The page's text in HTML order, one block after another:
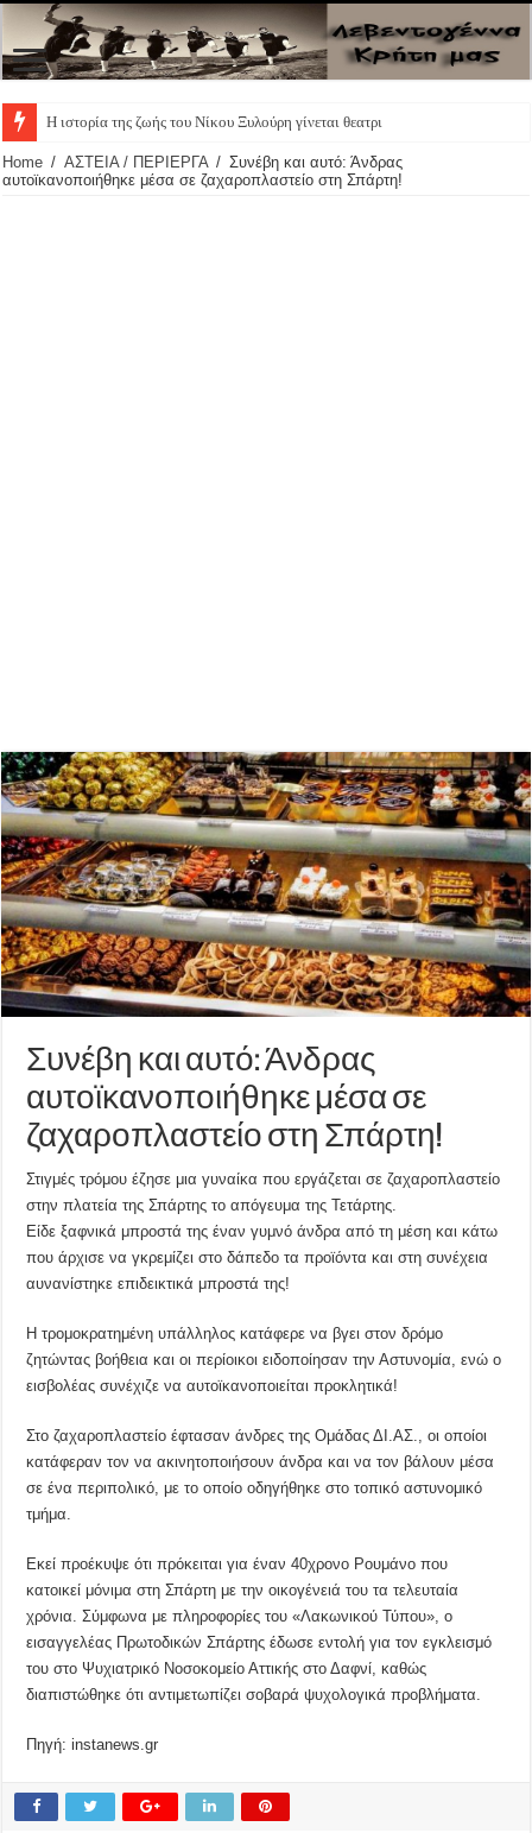
Η ιστορία της ζωής του Νίκου Ξυλούρη γίνεται θεατρική παρά
Home / ΑΣΤΕΙΑ / ΠΕΡΙΕΡΓΑ / Συνέβη και αυτό: Άνδρας
αυτοϊκανοποιήθηκε μέσα σε ζαχαροπλαστείο στη Σπάρτη!
Συνέβη και αυτό: Άνδρας
αυτοϊκανοποιήθηκε μέσα σε
ζαχαροπλαστείο στη Σπάρτη!
Στιγμές τρόμου έζησε μια γυναίκα που εργάζεται σε ζαχαροπλαστείο
στην πλατεία της Σπάρτης το απόγευμα της Τετάρτης.
Είδε ξαφνικά μπροστά της έναν γυμνό άνδρα από τη μέση και κάτω
που άρχισε να γκρεμίζει στο δάπεδο τα προϊόντα και στη συνέχεια
αυνανίστηκε επιδεικτικά μπροστά της!
Η τρομοκρατημένη υπάλληλος κατάφερε να βγει στον δρόμο
ζητώντας βοήθεια και οι περίοικοι ειδοποίησαν την Αστυνομία, ενώ ο
εισβολέας συνέχιζε να αυτοϊκανοποιείται προκλητικά!
Στο ζαχαροπλαστείο έφτασαν άνδρες της Ομάδας ΔΙ.ΑΣ., οι οποίοι
κατάφεραν τον να ακινητοποιήσουν άνδρα και να τον βάλουν μέσα
σε ένα περιπολικό, με το οποίο οδηγήθηκε στο τοπικό αστυνομικό
τμήμα.
Εκεί προέκυψε ότι πρόκειται για έναν 40χρονο Ρουμάνο που
κατοικεί μόνιμα στη Σπάρτη με την οικογένειά του τα τελευταία
χρόνια. Σύμφωνα με πληροφορίες του «Λακωνικού Τύπου», ο
εισαγγελέας Πρωτοδικών Σπάρτης έδωσε εντολή για τον εγκλεισμό
του στο Ψυχιατρικό Νοσοκομείο Αττικής στο Δαφνί, καθώς
διαπιστώθηκε ότι αντιμετωπίζει σοβαρά ψυχολογικά προβλήματα.
Πηγή: instanews.gr